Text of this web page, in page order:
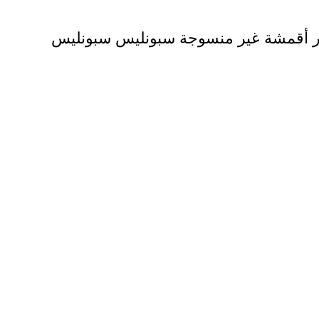
أقمشة غير منسوجة سبونليس سبونليس